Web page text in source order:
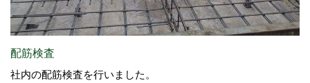
配筋検査
社内の配筋検査を行いました。